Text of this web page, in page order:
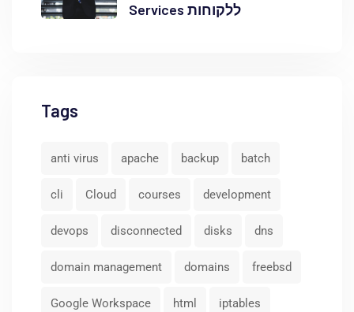
Services ללקוחות
Tags
anti virus apache backup batch
cli Cloud courses development
devops disconnected disks dns
domain management domains freebsd
Google Workspace html iptables